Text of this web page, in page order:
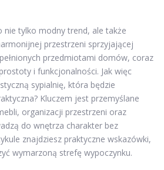
nie tylko modny trend, ale także
przestrzeni sprzyjającej
przedmiotami domów, coraz
i funkcjonalności. Jak więc
sypialnię, która będzie
Kluczem jest przemyślane
organizacji przestrzeni oraz
do wnętrza charakter bez
znajdziesz praktyczne wskazówki,
wymarzoną strefę wypoczynku.